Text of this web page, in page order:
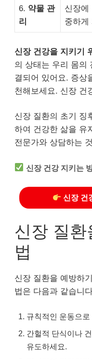
6. 약물 관
리
신장에
중하게
신장 건강을 지키기
의 상태는 우리 몸의
결되어 있어요. 증상
천해보세요. 신장 건
신장 질환의 초기 징
하여 건강한 삶을 유
전문가와 상담하는
신장 건강 지키는
신장 건
신장 질
법
신장 질환을 예방하
법은 다음과 같습니
규칙적인 운동으
간헐적 단식이나
유도하세요.